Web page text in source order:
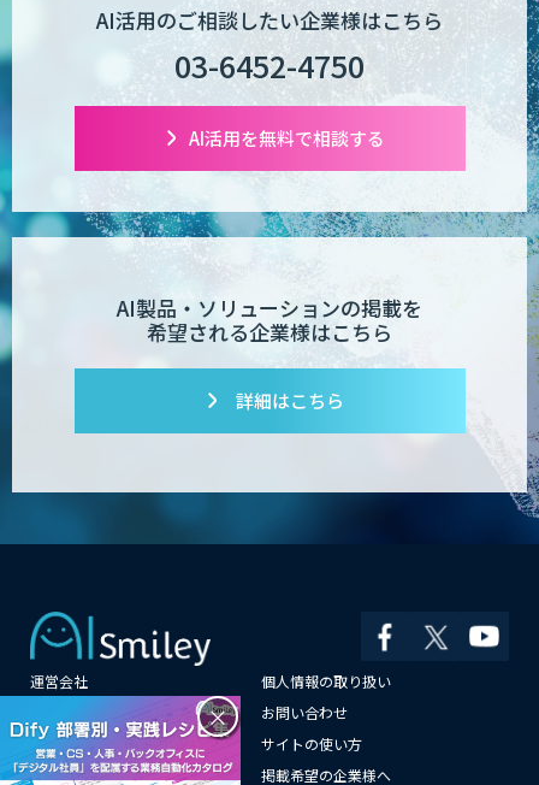
AI活用のご相談したい企業様はこちら
03-6452-4750
AI活用を無料で相談する
AI製品・ソリューションの掲載を
希望される企業様はこちら
詳細はこちら
運営会社
個人情報の取り扱い
お問い合わせ
メールマガジン登録
サイトの使い方
情報提供はこちらから
掲載希望の企業様へ
×